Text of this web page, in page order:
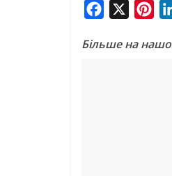
c
n
Більше на